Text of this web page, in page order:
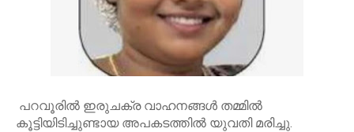
പറവൂരിൽ ഇരുചക്ര വാഹനങ്ങൾ തമ്മിൽ
കൂട്ടിയിടിച്ചുണ്ടായ അപകടത്തിൽ യുവതി മരിച്ചു.